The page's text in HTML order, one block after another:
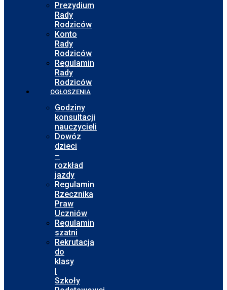
Prezydium
Rady
Rodziców
Konto
Rady
Rodziców
Regulamin
Rady
Rodziców
OGŁOSZENIA
Godziny
konsultacji
nauczycieli
Dowóz
dzieci
–
rozkład
jazdy
Regulamin
Rzecznika
Praw
Uczniów
Regulamin
szatni
Rekrutacja
do
klasy
I
Szkoły